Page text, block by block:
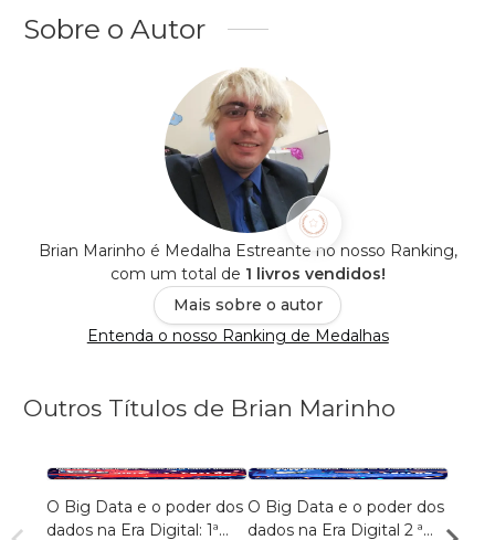
Sobre o Autor
Brian Marinho é Medalha Estreante no nosso Ranking,
com um total de 1 livros vendidos!
Mais sobre o autor
Entenda o nosso Ranking de Medalhas
Outros Títulos de Brian Marinho
O Big Data e o poder dos
dados na Era Digital: 1ª
O Big Data e o poder dos
dados na Era Digital 2 ª